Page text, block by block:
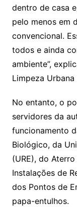
dentro de casa
pelo menos em
convencional.
todos e ainda
ambiente”,
Limpeza
No entanto, o
servidores da
funcionamento
Biológico, da
(URE), do
Instalações de
dos Pontos de
papa-entulhos.